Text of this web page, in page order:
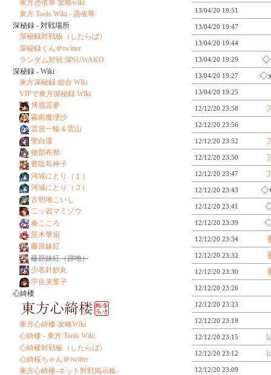
13/04/20 19:51
13/04/20 19:47
13/04/20 19:44
13/04/20 19:29
13/04/20 19:27
13/04/20 19:25
12/12/20 23:58
12/12/20 23:56
12/12/20 23:52
12/12/20 23:50
12/12/20 23:47
12/12/20 23:43
12/12/20 23:41
12/12/20 23:39
12/12/20 23:34
12/12/20 23:32
12/12/20 23:30
12/12/20 23:26
12/12/20 23:23
12/12/20 23:19
12/12/20 23:15
12/12/20 23:12
12/12/20 23:09
東方憑依華 攻略wiki
東方 Tools Wiki - 憑依華
深秘録 - 対戦場所
深秘録対戦板（したらば）
深秘録くん＠twitter
ランダム対戦 深SUWAKO
深秘録 - Wiki
東方深秘録 総合 Wiki
VIPで東方深秘録 Wiki
博麗霊夢
霧雨魔理沙
雲居一輪＆雲山
聖白蓮
物部布都
豊聡耳神子
河城にとり（１）
河城にとり（２）
古明地こいし
二ッ岩マミゾウ
秦こころ
茨木華扇
藤原妹紅
藤原妹紅（跡地）
少名針妙丸
宇佐美菫子
心綺楼
東方心綺楼 攻略Wiki
心綺楼 - 東方 Tools Wiki
心綺楼対戦板（したらば）
心綺桜ちゃん＠twitter
東方心綺楼-ネット対戦掲示板-